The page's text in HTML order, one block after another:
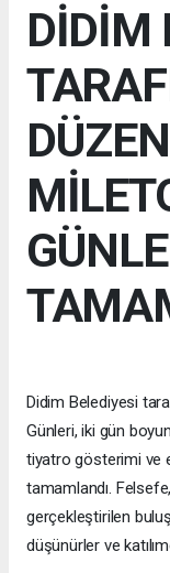
DİDİM
Didim Belediyesi
Günleri, iki gün
tiyatro gösterimi ve
tamamlandı.
gerçekleştirilen
düşünürler ve